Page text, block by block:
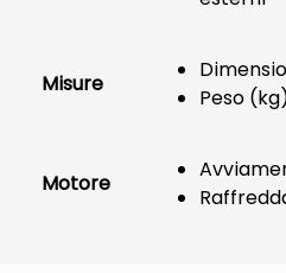
Misure
Peso
Motore